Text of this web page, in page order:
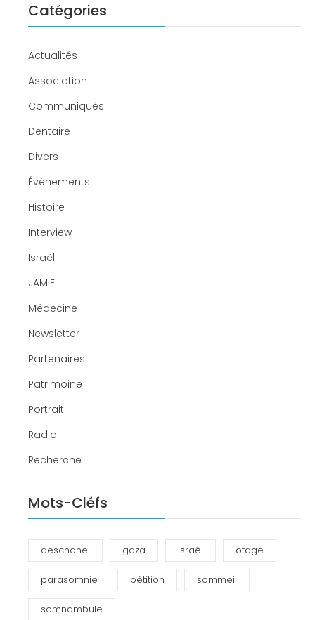
Catégories
Actualités
Association
Communiqués
Dentaire
Divers
Événements
Histoire
Interview
Israël
JAMIF
Médecine
Newsletter
Partenaires
Patrimoine
Portrait
Radio
Recherche
Mots-Cléfs
deschanel gaza israël otage
parasomnie pétition sommeil
somnambule